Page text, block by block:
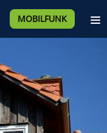
MOBILFUNK